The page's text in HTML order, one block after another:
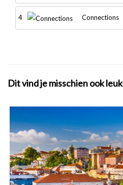
4 Connections
Dit vind je misschien ook leuk